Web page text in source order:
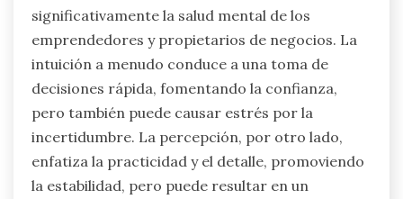
significativamente la salud mental de los
emprendedores y propietarios de negocios. La
intuición a menudo conduce a una toma de
decisiones rápida, fomentando la confianza,
pero también puede causar estrés por la
incertidumbre. La percepción, por otro lado,
enfatiza la practicidad y el detalle, promoviendo
la estabilidad, pero puede resultar en un